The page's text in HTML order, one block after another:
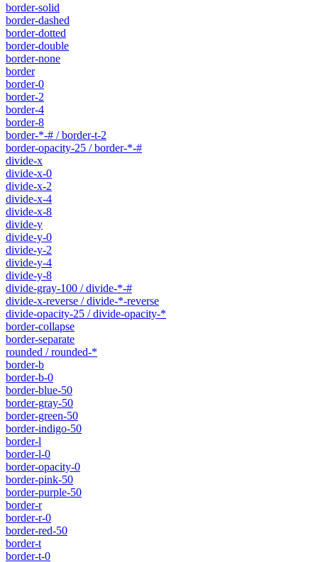
border-solid
border-dashed
border-dotted
border-double
border-none
border
border-0
border-2
border-4
border-8
border-*-# / border-t-2
border-opacity-25 / border-*-#
divide-x
divide-x-0
divide-x-2
divide-x-4
divide-x-8
divide-y
divide-y-0
divide-y-2
divide-y-4
divide-y-8
divide-gray-100 / divide-*-#
divide-x-reverse / divide-*-reverse
divide-opacity-25 / divide-opacity-*
border-collapse
border-separate
rounded / rounded-*
border-b
border-b-0
border-blue-50
border-gray-50
border-green-50
border-indigo-50
border-l
border-l-0
border-opacity-0
border-pink-50
border-purple-50
border-r
border-r-0
border-red-50
border-t
border-t-0